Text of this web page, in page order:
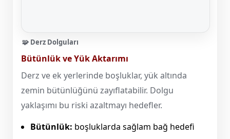
🧩 Derz Dolguları
Bütünlük ve Yük Aktarımı
Derz ve ek yerlerinde boşluklar, yük altında
zemin bütünlüğünü zayıflatabilir. Dolgu
yaklaşımı bu riski azaltmayı hedefler.
Bütünlük: boşluklarda sağlam bağ hedefi